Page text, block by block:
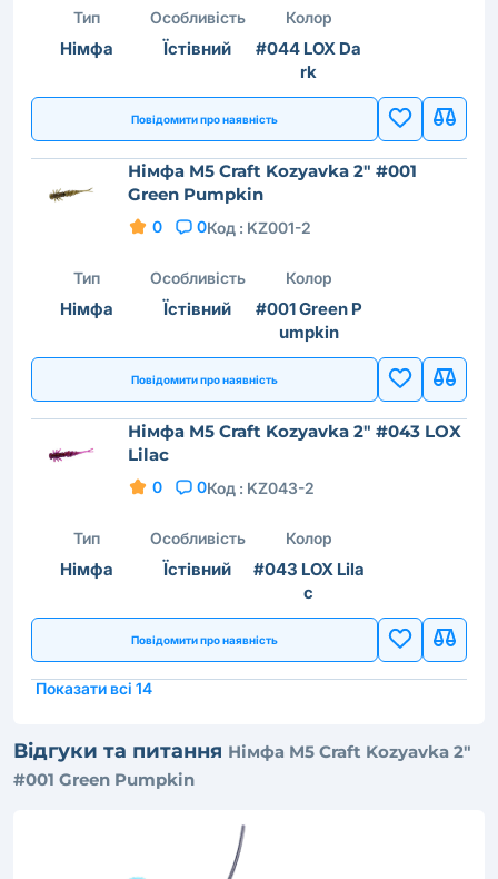
Тип
Німфа
Особливість
Їстівний
Колор
#044 LOX Da
rk
Повідомити про наявність
Німфа M5 Craft Kozyavka 2" #001
Green Pumpkin
0 0Код : KZ001-2
Тип
Німфа
Особливість
Їстівний
Колор
#001 Green P
umpkin
Повідомити про наявність
Німфа M5 Craft Kozyavka 2" #043 LOX
Lilac
0 0Код : KZ043-2
Тип
Німфа
Особливість
Їстівний
Колор
#043 LOX Lila
c
Повідомити про наявність
Показати всі 14
Відгуки та питання Німфа M5 Craft Kozyavka 2"
#001 Green Pumpkin